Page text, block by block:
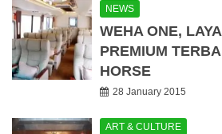
NEWS
WEHA ONE,
PREMIUM
HORSE
28 January 2015
ART & CULTURE